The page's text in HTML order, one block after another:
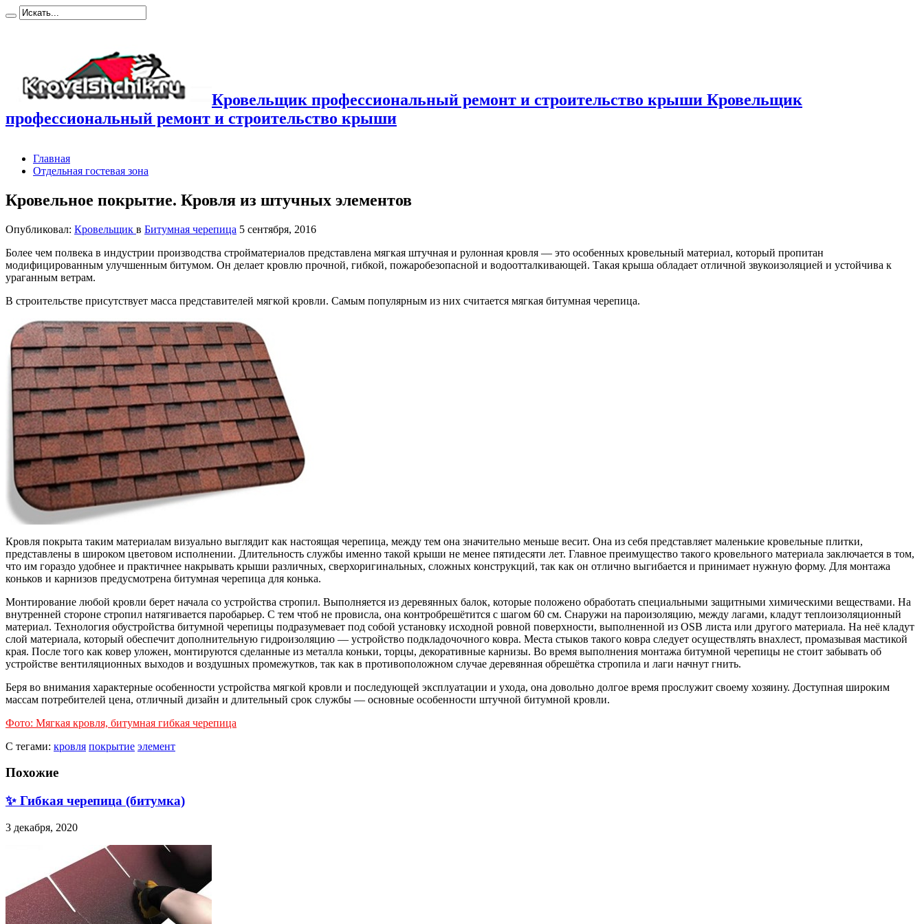
Кровельщик профессиональный ремонт и строительство крыши Кровельщик
профессиональный ремонт и строительство крыши
Главная
Отдельная гостевая зона
Кровельное покрытие. Кровля из штучных элементов
Опубликовал: Кровельщик в Битумная черепица 5 сентября, 2016
Более чем полвека в индустрии производства стройматериалов представлена мягкая штучная и рулонная кровля — это особенных кровельный материал, который пропитан
модифицированным улучшенным битумом. Он делает кровлю прочной, гибкой, пожаробезопасной и водоотталкивающей. Такая крыша обладает отличной звукоизоляцией и устойчива к
ураганным ветрам.
В строительстве присутствует масса представителей мягкой кровли. Самым популярным из них считается мягкая битумная черепица.
Кровля покрыта таким материалам визуально выглядит как настоящая черепица, между тем она значительно меньше весит. Она из себя представляет маленькие кровельные плитки,
представлены в широком цветовом исполнении. Длительность службы именно такой крыши не менее пятидесяти лет. Главное преимущество такого кровельного материала заключается в том,
что им гораздо удобнее и практичнее накрывать крыши различных, сверхоригинальных, сложных конструкций, так как он отлично выгибается и принимает нужную форму. Для монтажа
коньков и карнизов предусмотрена битумная черепица для конька.
Монтирование любой кровли берет начала со устройства стропил. Выполняется из деревянных балок, которые положено обработать специальными защитными химическими веществами. На
внутренней стороне стропил натягивается паробарьер. С тем чтоб не провисла, она контробрешётится с шагом 60 см. Снаружи на пароизоляцию, между лагами, кладут теплоизоляционный
материал. Технология обустройства битумной черепицы подразумевает под собой установку исходной ровной поверхности, выполненной из OSB листа или другого материала. На неё кладут
слой материала, который обеспечит дополнительную гидроизоляцию — устройство подкладочочного ковра. Места стыков такого ковра следует осуществлять внахлест, промазывая мастикой
края. После того как ковер уложен, монтируются сделанные из металла коньки, торцы, декоративные карнизы. Во время выполнения монтажа битумной черепицы не стоит забывать об
устройстве вентиляционных выходов и воздушных промежутков, так как в противоположном случае деревянная обрешётка стропила и лаги начнут гнить.
Беря во внимания характерные особенности устройства мягкой кровли и последующей эксплуатации и ухода, она довольно долгое время прослужит своему хозяину. Доступная широким
массам потребителей цена, отличный дизайн и длительный срок службы — основные особенности штучной битумной кровли.
Фото: Мягкая кровля, битумная гибкая черепица
С тегами: кровля покрытие элемент
Похожие
✨ Гибкая черепица (битумка)
3 декабря, 2020